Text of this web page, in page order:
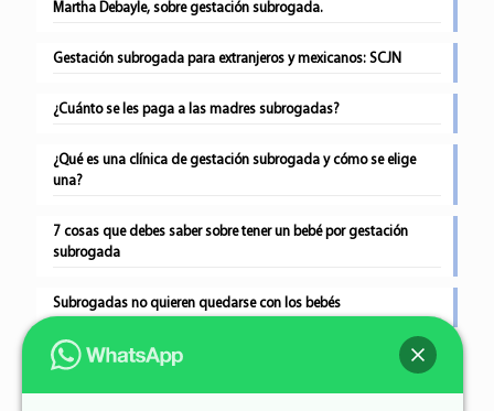
Martha Debayle, sobre gestación subrogada.
Gestación subrogada para extranjeros y mexicanos: SCJN
¿Cuánto se les paga a las madres subrogadas?
¿Qué es una clínica de gestación subrogada y cómo se elige
una?
7 cosas que debes saber sobre tener un bebé por gestación
subrogada
Subrogadas no quieren quedarse con los bebés